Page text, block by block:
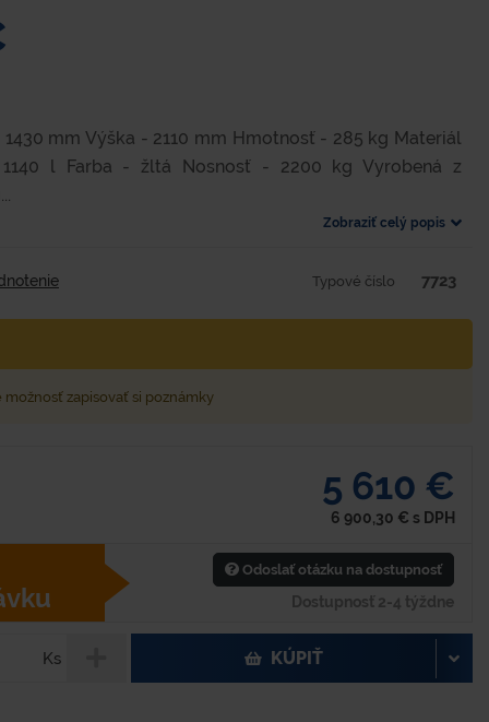
mm Výška - 2110 mm Hmotnosť - 285 kg Materiál
l Farba - žltá Nosnosť - 2200 kg Vyrobená z
Zobraziť celý popis
Typové číslo 7723
možnosť zapisovať si poznámky
5 610 €
6 900,30 € s DPH
Odoslať otázku na dostupnosť
Dostupnosť 2-4 týždne
Ks KÚPIŤ